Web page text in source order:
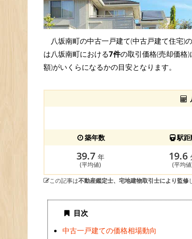
八坂南町の中古一戸建て(中古戸建て住宅)
は八坂南町における7件の取引価格(売却価格
額)がいくらになるかの目安となります。
築年数
駅距
39.7年
(平均値)
19.6
(平均
この記事は不動産鑑定士、宅地建物取引士により監修
目次
中古一戸建ての価格相場動向